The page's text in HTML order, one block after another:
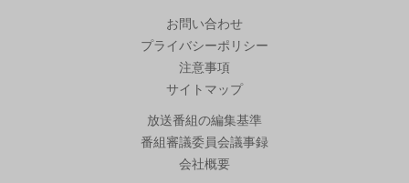
お問い合わせ
プライバシーポリシー
注意事項
サイトマップ
放送番組の編集基準
番組審議委員会議事録
会社概要